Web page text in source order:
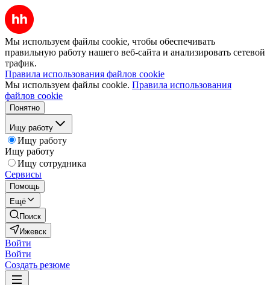
Мы используем файлы cookie, чтобы обеспечивать
правильную работу нашего веб-сайта и анализировать сетевой
трафик.
Правила использования файлов cookie
Мы используем файлы cookie. Правила использования
файлов cookie
Понятно
Ищу работу
Ищу работу
Ищу работу
Ищу сотрудника
Сервисы
Помощь
Ещё
Поиск
Ижевск
Войти
Войти
Создать резюме